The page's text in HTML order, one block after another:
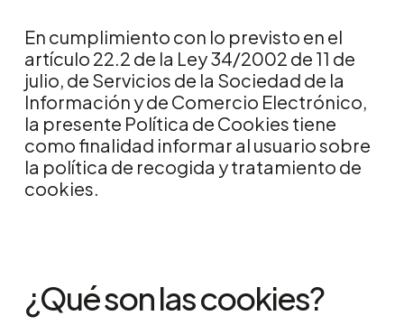
En cumplimiento con lo previsto en el
artículo 22.2 de la Ley 34/2002 de 11 de
julio, de Servicios de la Sociedad de la
Información y de Comercio Electrónico,
la presente Política de Cookies tiene
como finalidad informar al usuario sobre
la política de recogida y tratamiento de
cookies.
¿Qué son las cookies?